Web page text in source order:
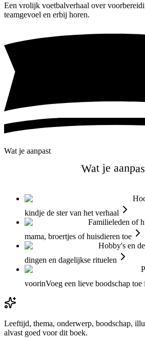
Een vrolijk voetbalverhaal over
teamgevoel en erbij horen.
Wat je aanpast
Wat je
kindje de ster van het verhaal
Familieleden of
mama, broertjes of huisdieren toe
Hobby's en
dingen en dagelijkse rituelen
voorinVoeg een lieve boodschap toe
Leeftijd, thema, onderwerp, boodschap,
alvast goed voor dit boek.